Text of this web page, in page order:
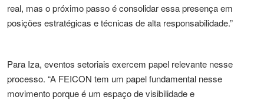
real, mas o próximo passo é consolidar essa presença em
posições estratégicas e técnicas de alta responsabilidade.”
Para Iza, eventos setoriais exercem papel relevante nesse
processo. “A FEICON tem um papel fundamental nesse
movimento porque é um espaço de visibilidade e